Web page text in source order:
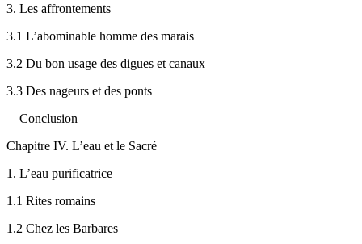
3. Les affrontements
3.1 L’abominable homme des marais
3.2 Du bon usage des digues et canaux
3.3 Des nageurs et des ponts
Conclusion
Chapitre IV. L’eau et le Sacré
1. L’eau purificatrice
1.1 Rites romains
1.2 Chez les Barbares